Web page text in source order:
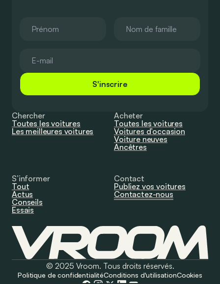
S'inscrire
Chercher
Toutes les voitures
Les meilleures voitures
Acheter
Toutes les voitures
Voitures d’occasion
Voiture neuves
Ancêtres
S’informer
Tout
Actus
Conseils
Essais
Contact
Publiez vos voitures
Contactez-nous
© 2025 Vroom. Tous droits réservés.
Politique de confidentialitéConditions d'utilisationCookies